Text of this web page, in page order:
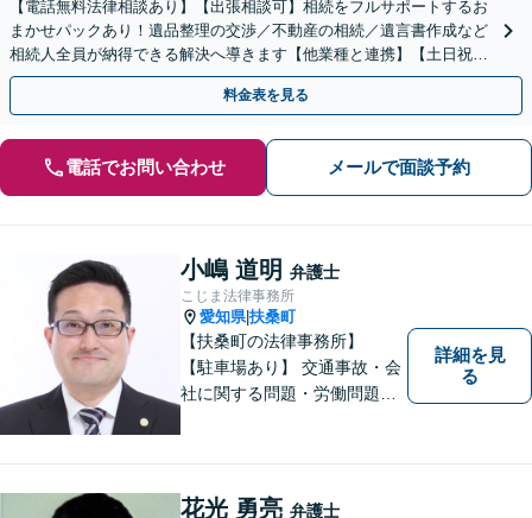
【電話無料法律相談あり】【出張相談可】相続をフルサポートするお
まかせパックあり！遺品整理の交渉／不動産の相続／遺言書作成など
相続人全員が納得できる解決へ導きます【他業種と連携】【土日祝・
夜間対応】【完全個室】
料金表を見る
電話でお問い合わせ メールで面談予約
小嶋 道明 弁護士
こじま法律事務所
愛知県|扶桑町
【扶桑町の法律事務所】
【駐車場あり】 交通事故・会
社に関する問題・労働問題・
詳細を見
る
花光 勇亮 弁護士